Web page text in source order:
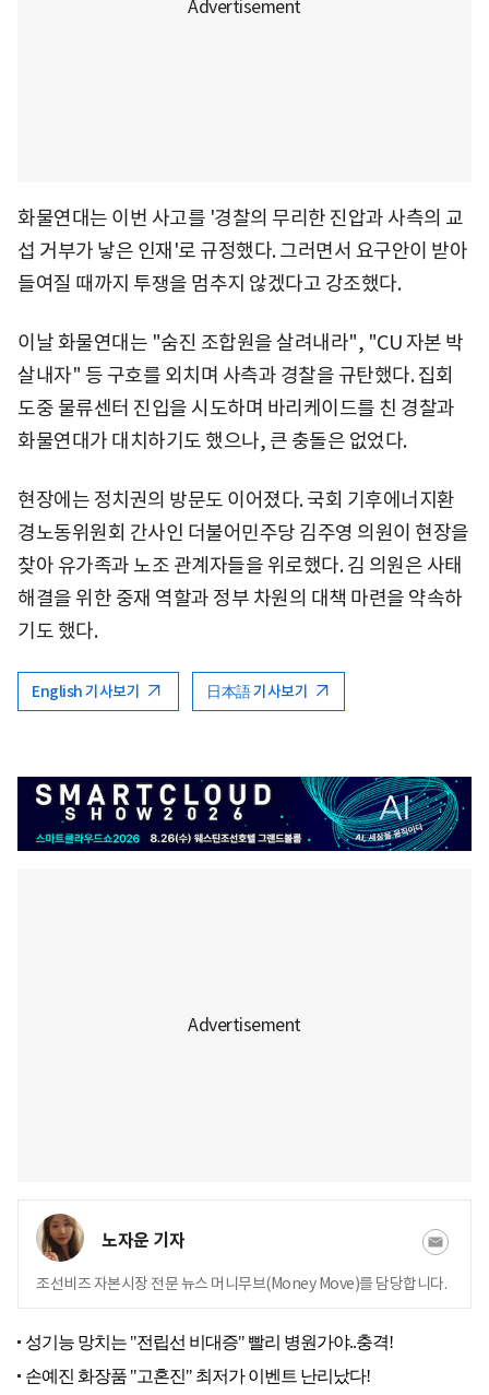
화물연대는 이번 사고를 '경찰의 무리한 진압과 사측의 교
섭 거부가 낳은 인재'로 규정했다. 그러면서 요구안이 받아
들여질 때까지 투쟁을 멈추지 않겠다고 강조했다.
이날 화물연대는 "숨진 조합원을 살려내라", "CU 자본 박
살내자" 등 구호를 외치며 사측과 경찰을 규탄했다. 집회
도중 물류센터 진입을 시도하며 바리케이드를 친 경찰과
화물연대가 대치하기도 했으나, 큰 충돌은 없었다.
현장에는 정치권의 방문도 이어졌다. 국회 기후에너지환
경노동위원회 간사인 더불어민주당 김주영 의원이 현장을
찾아 유가족과 노조 관계자들을 위로했다. 김 의원은 사태
해결을 위한 중재 역할과 정부 차원의 대책 마련을 약속하
기도 했다.
English 기사보기 日本語 기사보기
노자운 기자
조선비즈 자본시장 전문 뉴스 머니무브(Money Move)를 담당합니다.